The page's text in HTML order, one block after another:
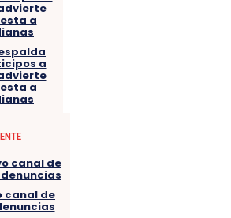
a
a
canal de